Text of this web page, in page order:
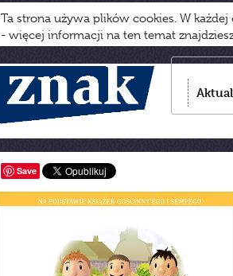
Ta strona używa plików cookies. W
- więcej informacji na ten temat
Save